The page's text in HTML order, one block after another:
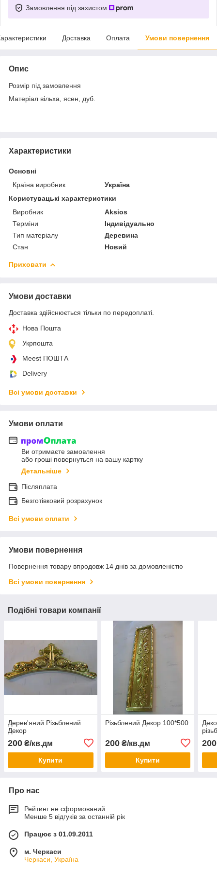
Замовлення під захистом
Доставка Оплата Умови повернення
Опис
Розмір під замовлення
Матеріал вільха, ясен, дуб.
Характеристики
Основні
Країна виробник
Україна
Користувацькi характеристики
Виробник
Aksios
Терміни
Індивідуально
Тип матеріалу
Деревина
Стан
Новий
Приховати
Умови доставки
Доставка здійснюється тільки по передоплаті.
Нова Пошта
Укрпошта
Meest ПОШТА
Delivery
Всі умови доставки
Умови оплати
Ви отримаєте замовлення
або гроші повернуться на вашу картку
Детальніше
Післяплата
Безготівковий розрахунок
Всі умови оплати
Умови повернення
Повернення товару впродовж 14 днів за домовленістю
Всі умови повернення
Подібні товари компанії
Дерев'яний Різьблений
Декор
200 ₴/кв.дм
Купити
Різьблений Декор 100*500
200₴/кв.дм
Купити
200
Про нас
Рейтинг не сформований
Менше 5 відгуків за останній рік
Працює з 01.09.2011
м. Черкаси
Черкаси, Україна